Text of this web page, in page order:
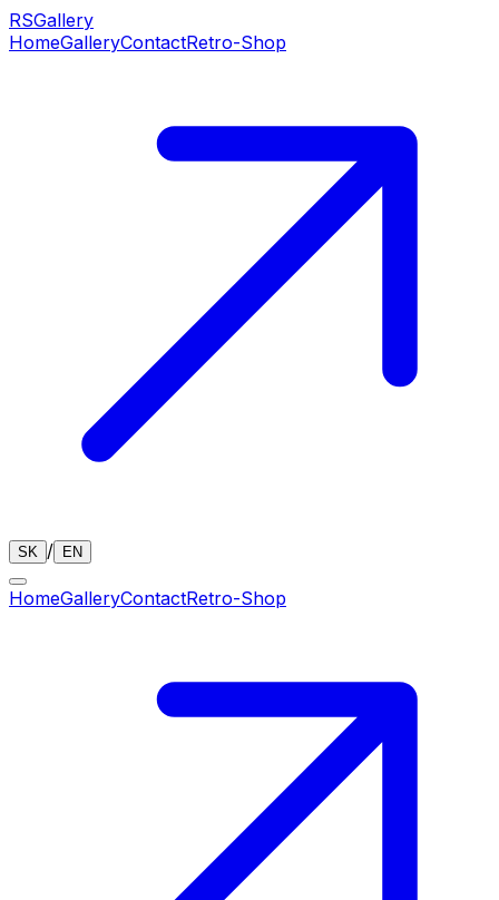
RSGallery
HomeGalleryContactRetro-Shop
SK / EN
HomeGalleryContactRetro-Shop